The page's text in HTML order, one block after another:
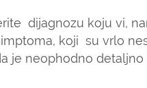
dijagnozu koju vi,
koji su vrlo
je neophodno